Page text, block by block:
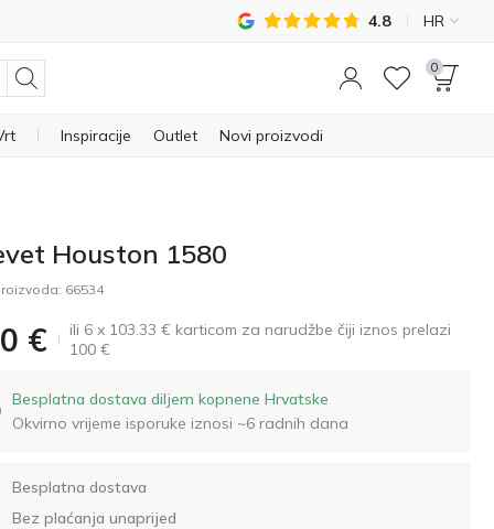
4.8 HR
0
Inspiracije Outlet Novi proizvodi
Houston 1580
66534
€
ili 6 x 103.33 € karticom za narudžbe čiji iznos prelazi
100 €
Besplatna dostava diljem kopnene Hrvatske
Okvirno vrijeme isporuke iznosi ~6 radnih dana
Besplatna dostava
Bez plaćanja unaprijed